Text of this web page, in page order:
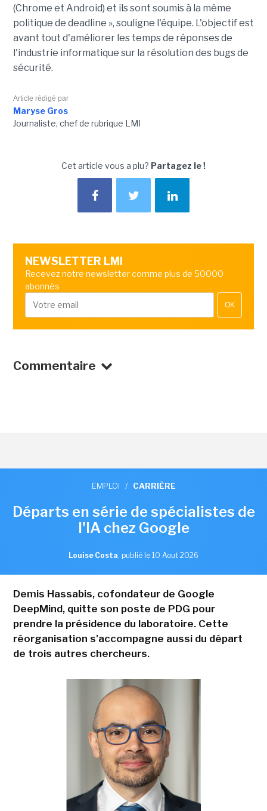
(Chrome et Android) et ils sont soumis à la même
politique de deadline », souligne l'équipe. L'objectif est
avant tout d'améliorer les temps de réponses de
l'industrie informatique sur la résolution des bugs de
sécurité.
Article rédigé par
Maryse Gros
Journaliste, chef de rubrique LMI
Cet article vous a plu? Partagez le !
NEWSLETTER LMI
Recevez notre newsletter comme plus de 50000
abonnés
OK
Commentaire
EMPLOI / CARRIÈRE
Départs en série de spécialistes de
l'IA chez Google
Louise Costa, publié le 10 Aout 2026
Demis Hassabis, cofondateur de Google
DeepMind, quitte son poste de PDG pour
prendre la présidence du laboratoire. Cette
réorganisation s'accompagne aussi du départ
de trois autres chercheurs.